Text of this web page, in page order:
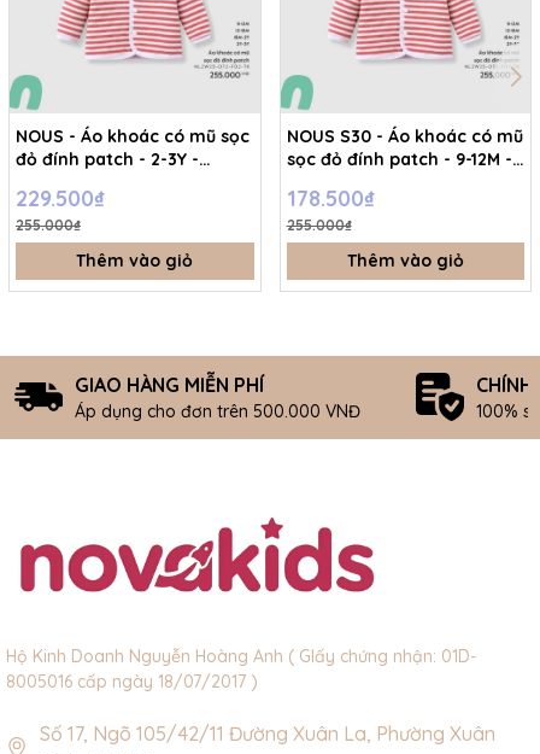
NOUS - Áo khoác có mũ sọc
đỏ đính patch - 2-3Y -
229.500₫
255.000₫
Thêm vào giỏ
NOUS S30 - Áo khoác có mũ
sọc đỏ đính patch - 9-12M -
178.500₫
255.000₫
Thêm vào giỏ
GIAO HÀNG MIỄN PHÍ
Áp dụng cho đơn trên 500.000 VNĐ
CHÍNH
100%
Hộ Kinh Doanh Nguyễn Hoàng Anh ( GIấy chứng nhận: 01D-
8005016 cấp ngày 18/07/2017 )
Số 17, Ngõ 105/42/11 Đường Xuân La, Phường Xuân